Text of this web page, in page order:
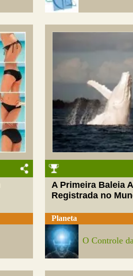
A Primeira Baleia
Registrada no
Planeta
O Controle